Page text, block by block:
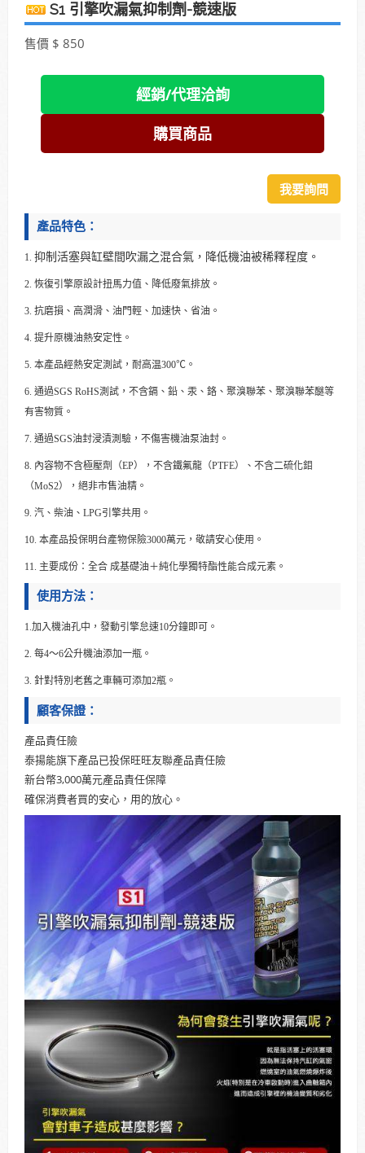
S1 引擎吹漏氣抑制劑-競速版
售價 $ 850
經銷/代理洽詢
購買商品
我要詢問
產品特色：
1. 抑制活塞與缸壁間吹漏之混合氣，降低機油被稀釋程度。
2. 恢復引擎原設計扭馬力值、降低廢氣排放。
3. 抗磨損、高潤滑、油門輕、加速快、省油。
4. 提升原機油熱安定性。
5. 本產品經熱安定測試，耐高温300℃。
6. 通過SGS RoHS測試，不含鎘、鉛、汞、鉻、聚溴聯苯、聚溴聯苯醚等
有害物質。
7. 通過SGS油封浸漬測驗，不傷害機油泵油封。
8. 內容物不含極壓劑（EP），不含鐵氟龍（PTFE）、不含二硫化鉬
（MoS2），絕非市售油精。
9. 汽、柴油、LPG引擎共用。
10. 本產品投保明台產物保險3000萬元，敬請安心使用。
11. 主要成份：全合 成基礎油＋純化學獨特酯性能合成元素。
使用方法：
1.加入機油孔中，發動引擎怠速10分鐘即可。
2. 每4～6公升機油添加一瓶。
3. 針對特別老舊之車輛可添加2瓶。
顧客保證：
產品責任險
泰揚能旗下產品已投保旺旺友聯產品責任險
新台幣3,000萬元產品責任保障
確保消費者買的安心，用的放心。